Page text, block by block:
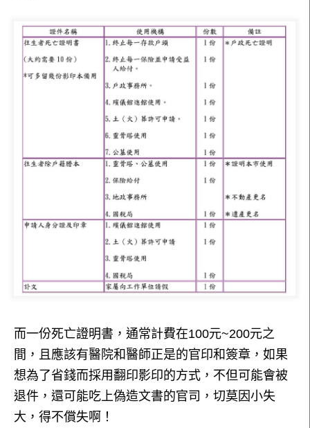
而一份死亡證明書，通常計費在100元~200元之
間，且應該有醫院和醫師正是的官印和簽章，如果
想為了省錢而採用翻印影印的方式，不但可能會被
退件，還可能吃上偽造文書的官司，切莫因小失
大，得不償失啊！